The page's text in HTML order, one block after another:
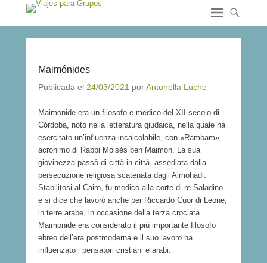
Maimónides
Publicada el 24/03/2021 porAntonella Luche
Maimonide era un filosofo e medico del XII secolo di
Córdoba, noto nella letteratura giudaica, nella quale ha
esercitato un’influenza incalcolabile, con «Rambam»,
acronimo di Rabbi Moisés ben Maimon. La sua
giovinezza passò di città in città, assediata dalla
persecuzione religiosa scatenata dagli Almohadi.
Stabilitosi al Cairo, fu medico alla corte di re Saladino
e si dice che lavorò anche per Riccardo Cuor di Leone,
in terre arabe, in occasione della terza crociata.
Maimonide era considerato il più importante filosofo
ebreo dell’era postmoderna e il suo lavoro ha
influenzato i pensatori cristiani e arabi.